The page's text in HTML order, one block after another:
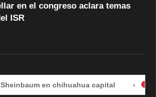
en el congreso aclara temas
ISR
en chihuahua capital #EnVivo |